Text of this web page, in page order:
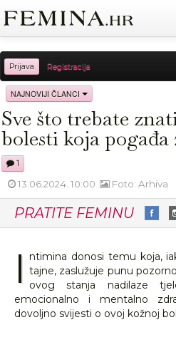
Prijava Registracija
Sreća
Moda Ljubav Relax
Proizvodi
NAJNOVIJI ČLANCI
Sve što trebate
bolesti koja
1
13.06.2024. 10:00 Foto: Arhiva
PRATITE FEMINU
I ntimina donosi temu koja,
tajne, zaslužuje punu
ovog stanja nadilaze
emocionalno i mentalno
dovoljno svijesti o ovoj kožnoj